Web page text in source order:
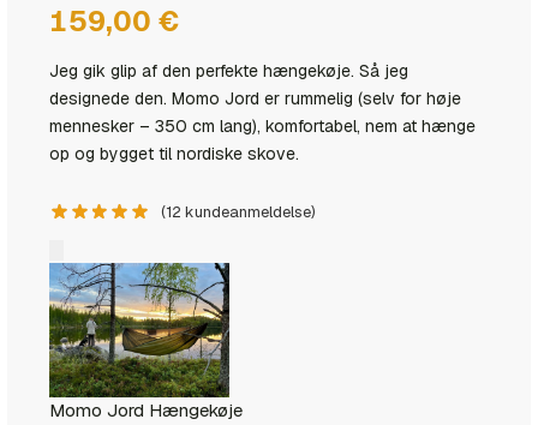
159,00 €
Jeg gik glip af den perfekte hængekøje. Så jeg
designede den. Momo Jord er rummelig (selv for høje
mennesker – 350 cm lang), komfortabel, nem at hænge
op og bygget til nordiske skove.
(12 kundeanmeldelse)
Momo Jord Hængekøje